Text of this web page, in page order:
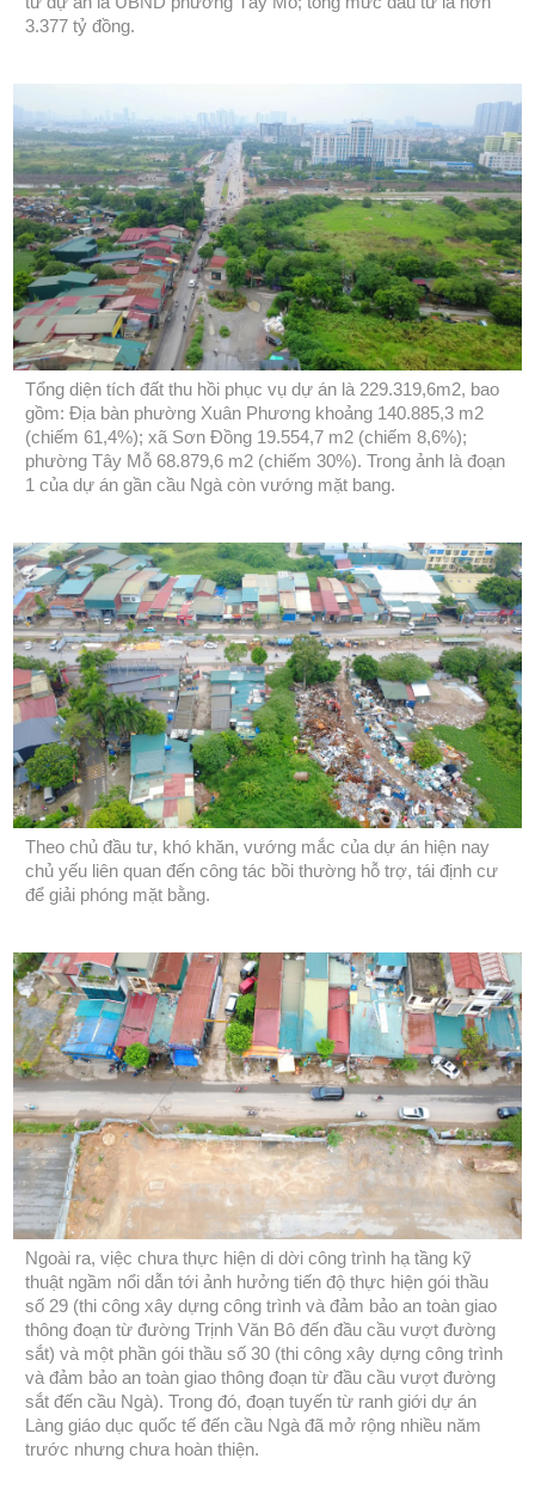
3.377 tỷ đồng.
Tổng diện tích đất thu hồi phục vụ dự án là 229.319,6m2, bao
gồm: Địa bàn phường Xuân Phương khoảng 140.885,3 m2
(chiếm 61,4%); xã Sơn Đồng 19.554,7 m2 (chiếm 8,6%);
phường Tây Mỗ 68.879,6 m2 (chiếm 30%). Trong ảnh là đoạn
1 của dự án gần cầu Ngà còn vướng mặt bang.
Theo chủ đầu tư, khó khăn, vướng mắc của dự án hiện nay
chủ yếu liên quan đến công tác bồi thường hỗ trợ, tái định cư
để giải phóng mặt bằng.
Ngoài ra, việc chưa thực hiện di dời công trình hạ tầng kỹ
thuật ngầm nổi dẫn tới ảnh hưởng tiến độ thực hiện gói thầu
số 29 (thi công xây dựng công trình và đảm bảo an toàn giao
thông đoạn từ đường Trịnh Văn Bô đến đầu cầu vượt đường
sắt) và một phần gói thầu số 30 (thi công xây dựng công trình
và đảm bảo an toàn giao thông đoạn từ đầu cầu vượt đường
sắt đến cầu Ngà). Trong đó, đoạn tuyến từ ranh giới dự án
Làng giáo dục quốc tế đến cầu Ngà đã mở rộng nhiều năm
trước nhưng chưa hoàn thiện.